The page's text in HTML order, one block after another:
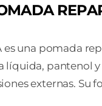
es una pomada
líquida,
externas.